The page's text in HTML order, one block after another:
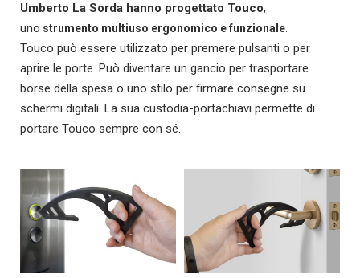
Umberto La Sorda hanno progettato Touco,
uno strumento multiuso ergonomico e funzionale
Touco può essere utilizzato per premere pulsanti o per
aprire le porte. Può diventare un gancio per trasportare
borse della spesa o uno stilo per firmare consegne su
schermi digitali. La sua custodia-portachiavi permette di
portare Touco sempre con sé.